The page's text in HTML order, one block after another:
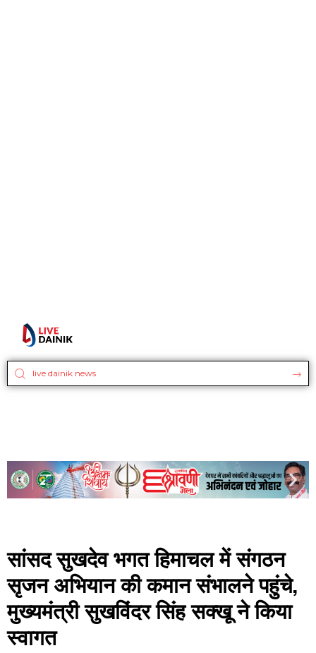
सांसद सुखदेव भगत हिमाचल में संगठन
सृजन अभियान की कमान संभालने पहुंचे,
मुख्यमंत्री सुखविंदर सिंह सक्खू ने किया
स्वागत